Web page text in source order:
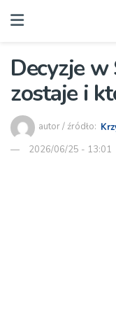
Decyzje
zostaje i
autor / źródło:
2026/06/25 - 13:01